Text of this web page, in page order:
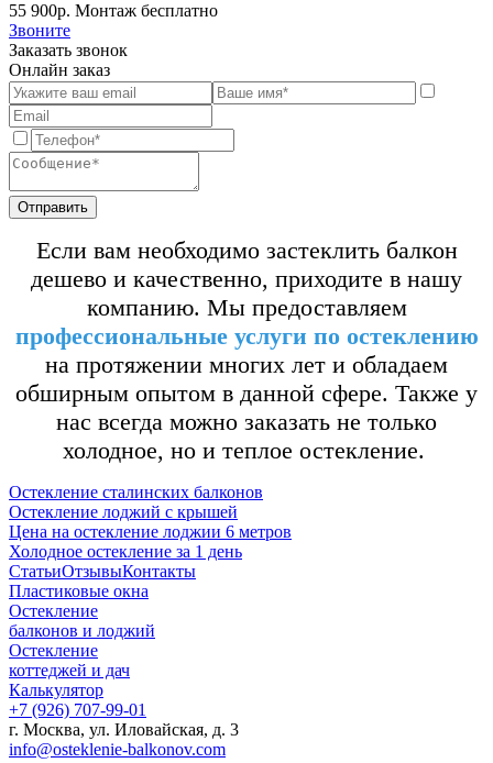
55 900р. Монтаж бесплатно
Звоните
Заказать звонок
Онлайн заказ
Если вам необходимо застеклить балкон
дешево и качественно, приходите в нашу
компанию. Мы предоставляем
профессиональные услуги по остеклению
на протяжении многих лет и обладаем
обширным опытом в данной сфере. Также у
нас всегда можно заказать не только
холодное, но и теплое остекление.
Остекление сталинских балконов
Остекление лоджий с крышей
Цена на остекление лоджии 6 метров
Холодное остекление за 1 день
СтатьиОтзывыКонтакты
Пластиковые окна
Остекление
балконов и лоджий
Остекление
коттеджей и дач
Калькулятор
+7 (926) 707-99-01
г. Москва, ул. Иловайская, д. 3
info@osteklenie-balkonov.com